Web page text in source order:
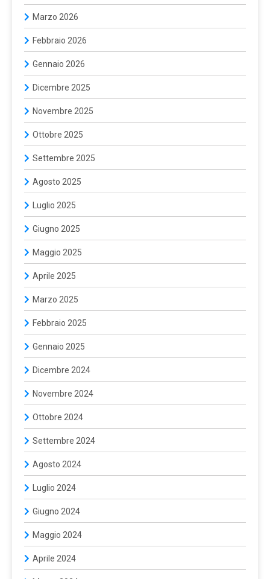
Marzo 2026
Febbraio 2026
Gennaio 2026
Dicembre 2025
Novembre 2025
Ottobre 2025
Settembre 2025
Agosto 2025
Luglio 2025
Giugno 2025
Maggio 2025
Aprile 2025
Marzo 2025
Febbraio 2025
Gennaio 2025
Dicembre 2024
Novembre 2024
Ottobre 2024
Settembre 2024
Agosto 2024
Luglio 2024
Giugno 2024
Maggio 2024
Aprile 2024